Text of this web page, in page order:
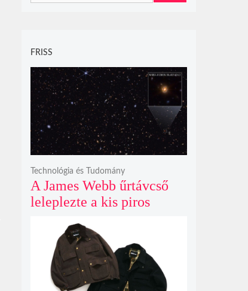
FRISS
A James Webb űrtávcső
leleplezte a kis piros
valójában fényes
galaxismagok óriási
távolságban
Technológia és Tudomány